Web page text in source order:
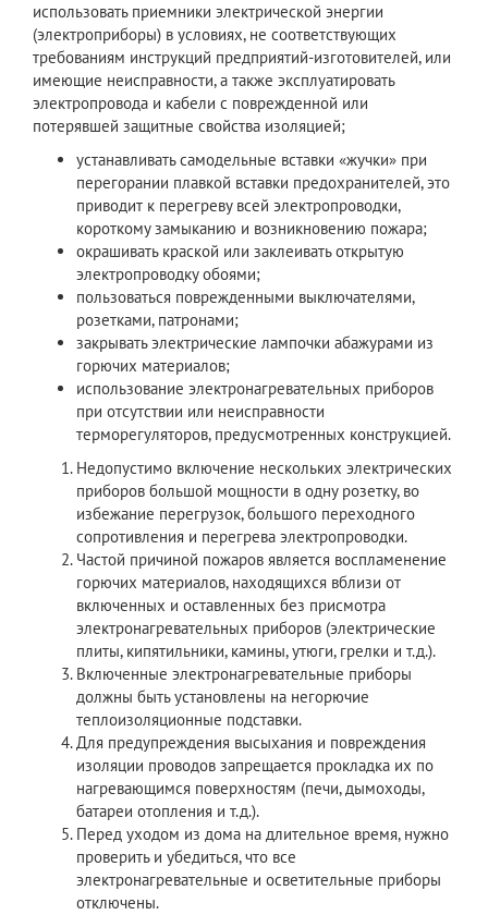
использовать приемники электрической энергии
(электроприборы) в условиях, не соответствующих
требованиям инструкций предприятий-изготовителей, или
имеющие неисправности, а также эксплуатировать
электропровода и кабели с поврежденной или
потерявшей защитные свойства изоляцией;
устанавливать самодельные вставки «жучки» при
перегорании плавкой вставки предохранителей, это
приводит к перегреву всей электропроводки,
короткому замыканию и возникновению пожара;
окрашивать краской или заклеивать открытую
электропроводку обоями;
пользоваться поврежденными выключателями,
розетками, патронами;
закрывать электрические лампочки абажурами из
горючих материалов;
использование электронагревательных приборов
при отсутствии или неисправности
терморегуляторов, предусмотренных конструкцией.
Недопустимо включение нескольких электрических
приборов большой мощности в одну розетку, во
избежание перегрузок, большого переходного
сопротивления и перегрева электропроводки.
Частой причиной пожаров является воспламенение
горючих материалов, находящихся вблизи от
включенных и оставленных без присмотра
электронагревательных приборов (электрические
плиты, кипятильники, камины, утюги, грелки и т.д.).
Включенные электронагревательные приборы
должны быть установлены на негорючие
теплоизоляционные подставки.
Для предупреждения высыхания и повреждения
изоляции проводов запрещается прокладка их по
нагревающимся поверхностям (печи, дымоходы,
батареи отопления и т.д.).
Перед уходом из дома на длительное время, нужно
проверить и убедиться, что все
электронагревательные и осветительные приборы
отключены.